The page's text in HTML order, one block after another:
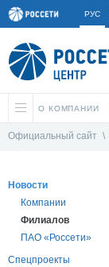
РУС
О КОМПАНИИ
Официальный сайт \
Новости
Компании
Филиалов
ПАО «Россети»
Спецпроекты